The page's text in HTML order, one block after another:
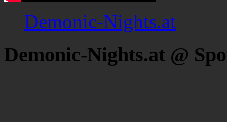
Demonic-Nights.at
Demonic-Nights.at @